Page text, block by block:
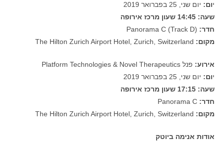
יום: יום שני, 25 בפברואר 2019
שעה:
חדר: Panorama C (Track D)
מקום:
אירוע: פנל Platform Technologies & Novel Therapeutics
יום: יום שני, 25 בפברואר 2019
שעה:
חדר: Panorama C
מקום:
אודות אנימה ביוטק